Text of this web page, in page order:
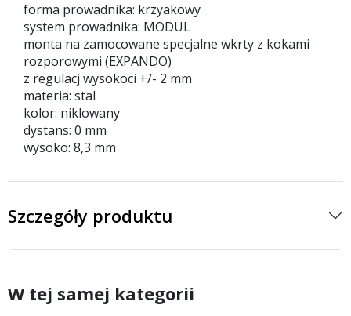
forma prowadnika: krzyakowy
system prowadnika: MODUL
monta na zamocowane specjalne wkrty z kokami
rozporowymi (EXPANDO)
z regulacj wysokoci +/- 2 mm
materia: stal
kolor: niklowany
dystans: 0 mm
wysoko: 8,3 mm
Szczegóły produktu
W tej samej kategorii